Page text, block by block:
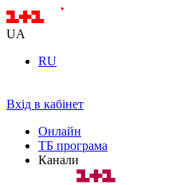
UA
RU
Вхід в кабінет
Онлайн
ТБ програма
Канали